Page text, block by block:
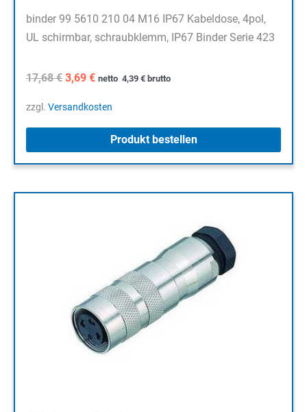
binder 99 5610 210 04 M16 IP67 Kabeldose, 4pol,
UL schirmbar, schraubklemm, IP67 Binder Serie 423
17,68€ Ursprünglicher
war:
3,69 €Aktueller
ist:
netto 4,39 € brutto
zzgl. Versandkosten
Produkt bestellen